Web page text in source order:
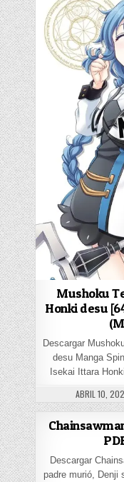
Mushoku
Honki desu
Descargar
desu Manga
Isekai Ittara
PUBLISHED
ABRIL 10,
Descargar
padre murió, Denji